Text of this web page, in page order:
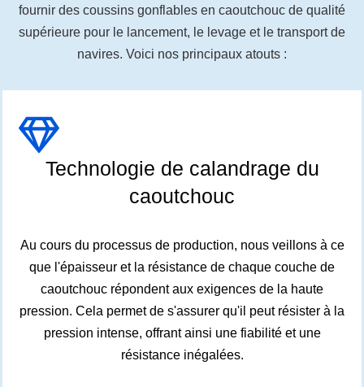
fournir des coussins gonflables en caoutchouc de qualité
supérieure pour le lancement, le levage et le transport de
navires. Voici nos principaux atouts :
Technologie de calandrage du
caoutchouc
Au cours du processus de production, nous veillons à ce
que l'épaisseur et la résistance de chaque couche de
caoutchouc répondent aux exigences de la haute
pression. Cela permet de s'assurer qu'il peut résister à la
pression intense, offrant ainsi une fiabilité et une
résistance inégalées.